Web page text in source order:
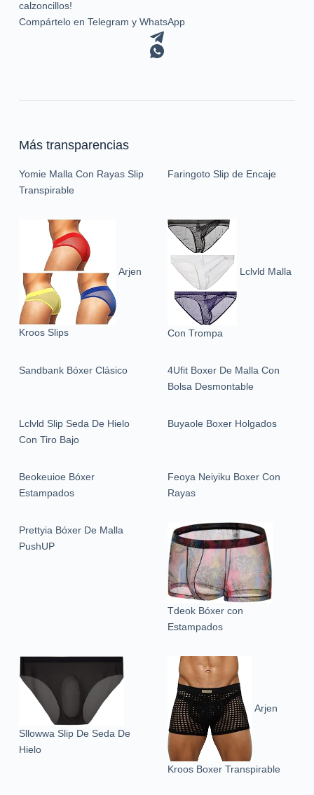
calzoncillos!
Compártelo en Telegram y WhatsApp
Más transparencias
Yomie Malla Con Rayas Slip
Transpirable
Faringoto Slip de Encaje
Arjen
Kroos Slips
Lclvld Malla
Con Trompa
Sandbank Bóxer Clásico
4Ufit Boxer De Malla Con
Bolsa Desmontable
Lclvld Slip Seda De Hielo
Con Tiro Bajo
Buyaole Boxer Holgados
Beokeuioe Bóxer
Estampados
Feoya Neiyiku Boxer Con
Rayas
Prettyia Bóxer De Malla
PushUP
Tdeok Bóxer con
Estampados
Sllowwa Slip De Seda De
Hielo
Arjen
Kroos Boxer Transpirable